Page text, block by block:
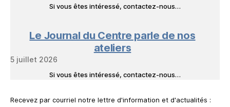
Si vous êtes intéressé, contactez-nous…
Le Journal du Centre parle de nos
ateliers
5 juillet 2026
Si vous êtes intéressé, contactez-nous…
Recevez par courriel notre lettre d'information et d'actualités :